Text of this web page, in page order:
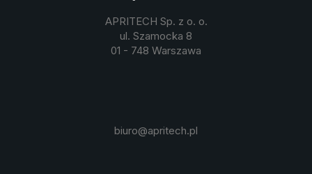
APRITECH Sp. z o. o.
ul. Szamocka 8
01 - 748 Warszawa
biuro@apritech.pl